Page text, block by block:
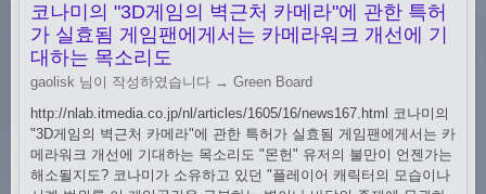
코나미의 "3D게임의 벽근처 카메라"에 관한 특허
가 실효됨 게임팬에게서는 카메라워크 개선에 기
대하는 목소리도
gaolisk 님이 작성하였습니다 → Green Board
http://nlab.itmedia.co.jp/nl/articles/1605/16/news167.html 코나미의
"3D게임의 벽근처 카메라"에 관한 특허가 실효됨 게임팬에게서는 카
메라워크 개선에 기대하는 목소리도 "몬헌" 유저의 불만이 언젠가는
해소될지도? 코나미가 소유하고 있던 "플레이어 캐릭터의 모습이나